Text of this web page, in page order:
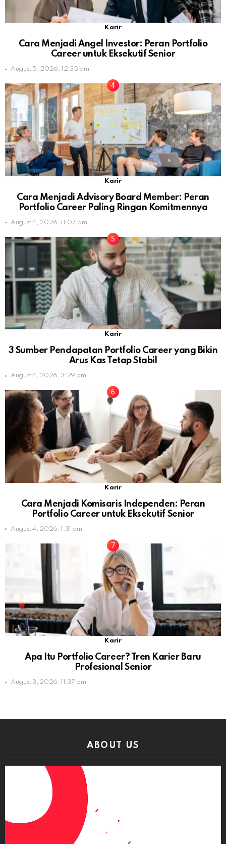
Karir
Cara Menjadi Angel Investor: Peran Portfolio
Career untuk Eksekutif Senior
August 5, 2026, 12:35 am
Karir
Cara Menjadi Advisory Board Member: Peran
Portfolio Career Paling Ringan Komitmennya
August 4, 2026, 11:07 pm
Karir
3 Sumber Pendapatan Portfolio Career yang Bikin
Arus Kas Tetap Stabil
August 4, 2026, 3:29 pm
Karir
Cara Menjadi Komisaris Independen: Peran
Portfolio Career untuk Eksekutif Senior
August 4, 2026, 1:31 am
Karir
Apa Itu Portfolio Career? Tren Karier Baru
Profesional Senior
August 3, 2026, 11:37 pm
ABOUT US